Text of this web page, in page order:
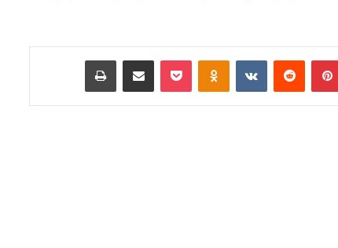
بينتيريست Odnoklassniki
‫Pocket مشاركة عبر البريد طباعة